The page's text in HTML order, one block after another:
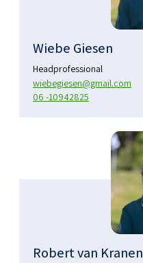
Wiebe Giesen
Headprofessional
wiebegiesen@gmail.com
06 -10942825
Robert van Kranen